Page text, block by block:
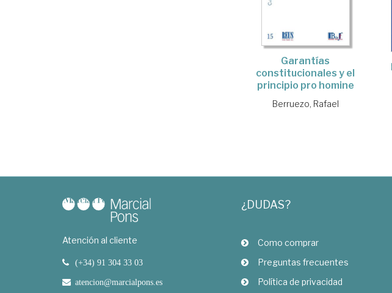
Garantías
constitucionales y el
principio pro homine
Berruezo, Rafael
Atención al cliente
(+34) 91 304 33 03
atencion@marcialpons.es
¿DUDAS?
Como comprar
Preguntas frecuentes
Política de privacidad